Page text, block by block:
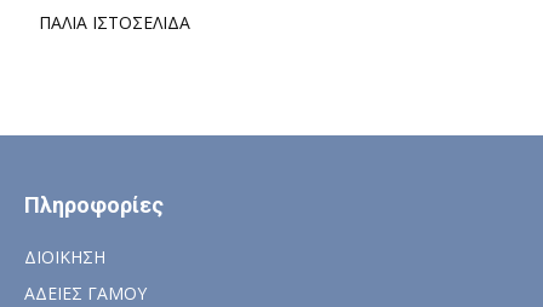
ΠΑΛΙΑ ΙΣΤΟΣΕΛΙΔΑ
Πληροφορίες
ΔΙΟΙΚΗΣΗ
ΑΔΕΙΕΣ ΓΑΜΟΥ